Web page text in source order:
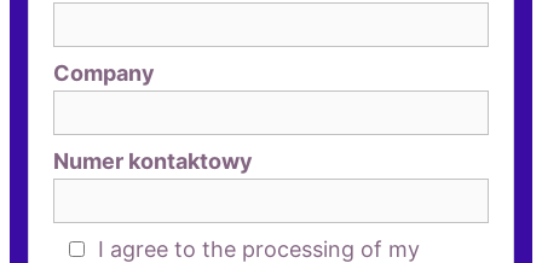
Company
Numer kontaktowy
I agree to the processing of my